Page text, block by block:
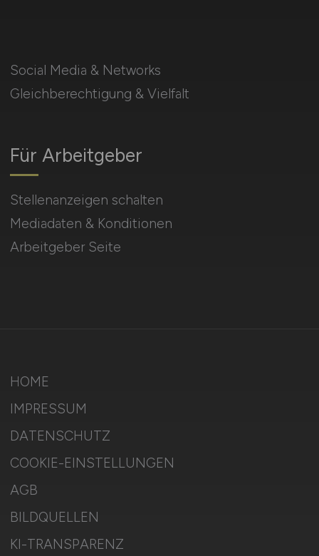
Social Media & Networks
Gleichberechtigung & Vielfalt
Für Arbeitgeber
Stellenanzeigen schalten
Mediadaten & Konditionen
Arbeitgeber Seite
HOME
IMPRESSUM
DATENSCHUTZ
COOKIE-EINSTELLUNGEN
AGB
BILDQUELLEN
KI-TRANSPARENZ